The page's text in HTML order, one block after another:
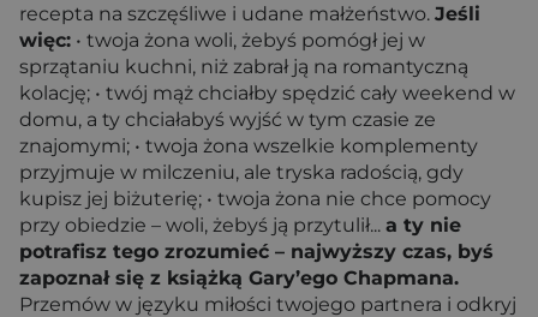
recepta na szczęśliwe i udane małżeństwo. Jeśli
więc: • twoja żona woli, żebyś pomógł jej w
sprzątaniu kuchni, niż zabrał ją na romantyczną
kolację; • twój mąż chciałby spędzić cały weekend w
domu, a ty chciałabyś wyjść w tym czasie ze
znajomymi; • twoja żona wszelkie komplementy
przyjmuje w milczeniu, ale tryska radością, gdy
kupisz jej biżuterię; • twoja żona nie chce pomocy
przy obiedzie – woli, żebyś ją przytulił... a ty nie
potrafisz tego zrozumieć – najwyższy czas, byś
zapoznał się z książką Gary’ego Chapmana.
Przemów w języku miłości twojego partnera i odkryj